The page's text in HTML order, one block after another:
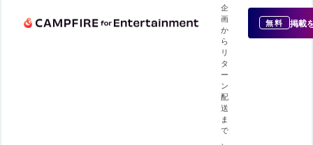
企
画
か
ら
リ
タ
ー
ン
配
送
ま
で
無料 掲載